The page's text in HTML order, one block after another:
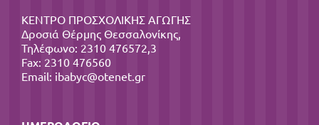
ΚΕΝΤΡΟ ΠΡΟΣΧΟΛΙΚΗΣ ΑΓΩΓΗΣ
Δροσιά Θέρμης Θεσσαλονίκης,
Τηλέφωνο: 2310 476572,3
Fax: 2310 476560
Email: ibabyc@otenet.gr